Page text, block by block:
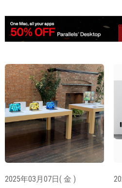
2025年03月07日( 金 )